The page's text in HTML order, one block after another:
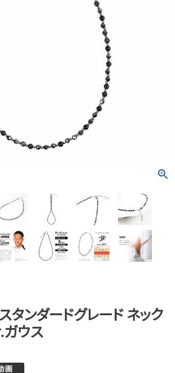
タンダードグレード ネック
ガウス